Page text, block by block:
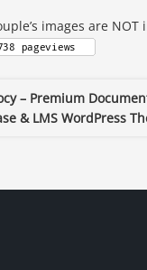
images are
– Premium
& LMS WordPress